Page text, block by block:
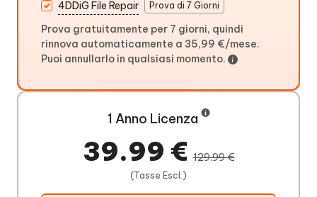
1 Anno Licenza
39.99 €129.99 €
(Tasse Escl.)
4DDiG File Repair Prova di 7 Giorni
Prova gratuitamente per 7 giorni, quindi
rinnova automaticamente a 35,99 €/mese.
Puoi annullarlo in qualsiasi momento.